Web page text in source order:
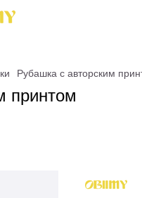
Рубашка с авторским
принтом